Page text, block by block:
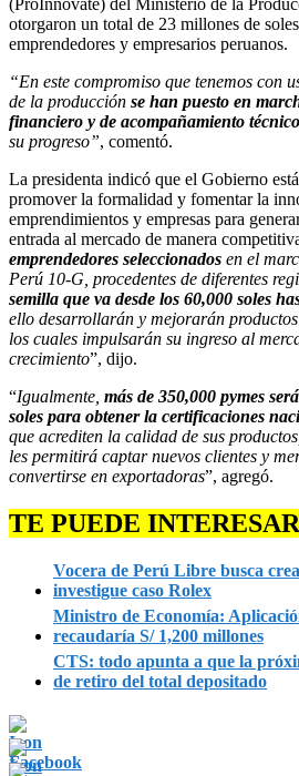
(ProInnóvate) del Ministerio de la
otorgaron un total de 23 millones de
emprendedores y empresarios peruanos.
“En este compromiso que tenemos con
de la producción se han puesto en
financiero y de acompañamiento técnico
su progreso”, comentó.
La presidenta indicó que el Gobierno
promover la formalidad y fomentar la
emprendimientos y empresas para
entrada al mercado de manera
emprendedores seleccionados en el
Perú 10-G, procedentes de diferentes
semilla que va desde los 60,000 soles
ello desarrollarán y mejorarán
los cuales impulsarán su ingreso al
crecimiento”, dijo.
“Igualmente, más de 350,000 pymes
soles para obtener la certificaciones
que acrediten la calidad de sus
les permitirá captar nuevos clientes y
convertirse en exportadoras”, agregó.
TE PUEDE INTERESAR
Vocera de Perú Libre busca
investigue caso Rolex
Ministro de Economía:
recaudaría S/ 1,200 millones
CTS: todo apunta a que la
de retiro del total depositado